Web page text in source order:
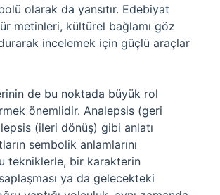
olarak da yansıtır. Edebiyat
metinleri, kültürel bağlamı göz
incelemek için güçlü araçlar
de bu noktada büyük rol
önemlidir. Analepsis (geri
(ileri dönüş) gibi anlatı
sembolik anlamlarını
tekniklerle, bir karakterin
ya da gelecekteki